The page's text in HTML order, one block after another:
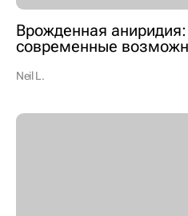
Врожденная
современные
Neil L.